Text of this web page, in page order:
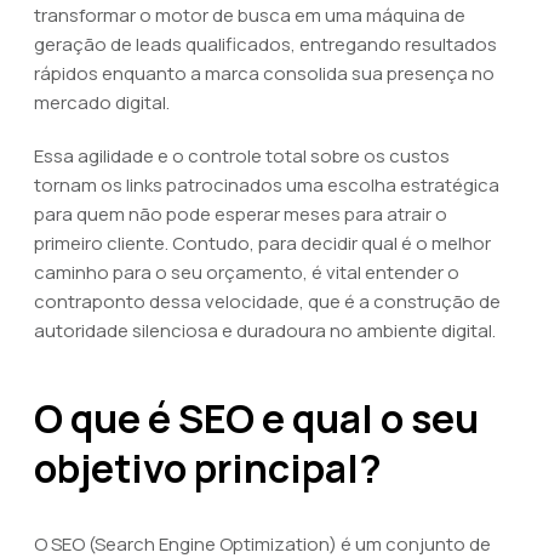
transformar o motor de busca em uma máquina de
geração de leads qualificados, entregando resultados
rápidos enquanto a marca consolida sua presença no
mercado digital.
Essa agilidade e o controle total sobre os custos
tornam os links patrocinados uma escolha estratégica
para quem não pode esperar meses para atrair o
primeiro cliente. Contudo, para decidir qual é o melhor
caminho para o seu orçamento, é vital entender o
contraponto dessa velocidade, que é a construção de
autoridade silenciosa e duradoura no ambiente digital.
O que é SEO e qual o seu
objetivo principal?
O SEO (Search Engine Optimization) é um conjunto de